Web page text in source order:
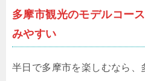
多摩市観光のモデルコー
みやすい
半日で多摩市を楽しむなら、